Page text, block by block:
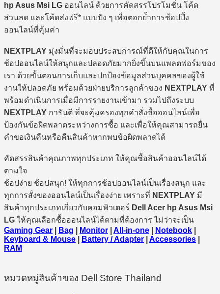
hp Asus Msi LG ออนไลน์ ด้วยการคัดสรรโปรโมชั่น โค้ด
ส่วนลด และโค้ดส่งฟรี* แบบปัง ๆ เพื่อตอกย้ำการช้อปปิ้ง
ออนไลน์ที่คุ้มค่า
NEXTPLAY มุ่งมั่นที่จะมอบประสบการณ์ที่ดีให้กับคุณในการ
ช้อปออนไลน์ให้สนุกและปลอดภัยมากยิ่งขึ้นบนแพลตฟอร์มของ
เรา ด้วยขั้นตอนการเก็บและปกป้องข้อมูลส่วนบุคคลของผู้ใช้
งานให้ปลอดภัย พร้อมด้วยฝ่ายบริการลูกค้าของ NEXTPLAY ที่
พร้อมดำเนินการเมื่อมีการรายงานเข้ามา รวมไปถึงระบบ
NEXTPLAY การันตี ที่จะคุ้มครองทุกคำสั่งซื้อออนไลน์เพื่อ
ป้องกันข้อผิดพลาดระหว่างการซื้อ และเพื่อให้คุณสามารถยื่น
คำขอเงินคืนหรือคืนสินค้าหากพบข้อผิดพลาดได้
คัดสรรสินค้าคุณภาพทุกประเภท ให้คุณซื้อสินค้าออนไลน์ได้
ตามใจ
ช้อปง่าย ช้อปสนุก! ให้ทุกการช้อปออนไลน์เป็นเรื่องสนุก และ
ทุกการสั่งของออนไลน์เป็นเรื่องง่าย เพราะที่ NEXTPLAY มี
สินค้าทุกประเภทเกี่ยวกับคอมพิวเตอร์ Dell Acer hp Asus Msi
LG ให้คุณเลือกซื้อออนไลน์ได้ตามที่ต้องการ ไม่ว่าจะเป็น
Gaming Gear
Bag Monitor All-in-one Notebook
Keyboard & Mouse
Battery / Adapter Accessories
RAM
หมวดหมู่สินค้าของ Dell Store Thailand